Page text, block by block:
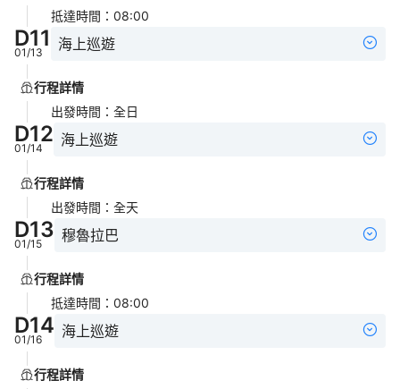
抵達時間 ： 08:00
D11
01/13 海上巡遊
行程詳情
出發時間 ： 全日
D12
01/14 海上巡遊
行程詳情
出發時間 ： 全天
D13
01/15 穆魯拉巴
行程詳情
抵達時間 ： 08:00
D14
01/16 海上巡遊
行程詳情